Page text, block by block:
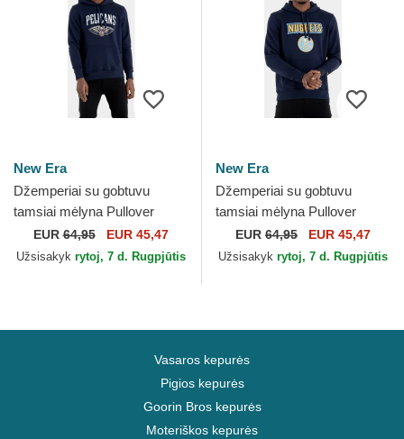
New Era
Džemperiai su gobtuvu
tamsiai mėlyna Pullover
Hoody New Orleans Pelicans
NBA New Era
EUR64,95 EUR 45,47
Užsisakyk rytoj, 7 d. Rugpjūtis
New Era
Džemperiai su gobtuvu
tamsiai mėlyna Pullover
Hoody Denver Nuggets NBA
New Era
EUR 64,95 EUR 45,47
Užsisakyk rytoj, 7 d. Rugpjūtis
Vasaros kepurės
Pigios kepurės
Goorin Bros kepurės
Moteriškos kepurės